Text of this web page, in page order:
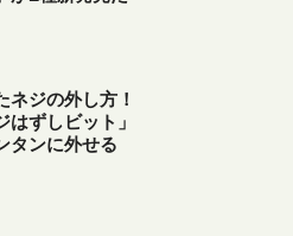
ネジの外し方！
はずしビット」
タンに外せる